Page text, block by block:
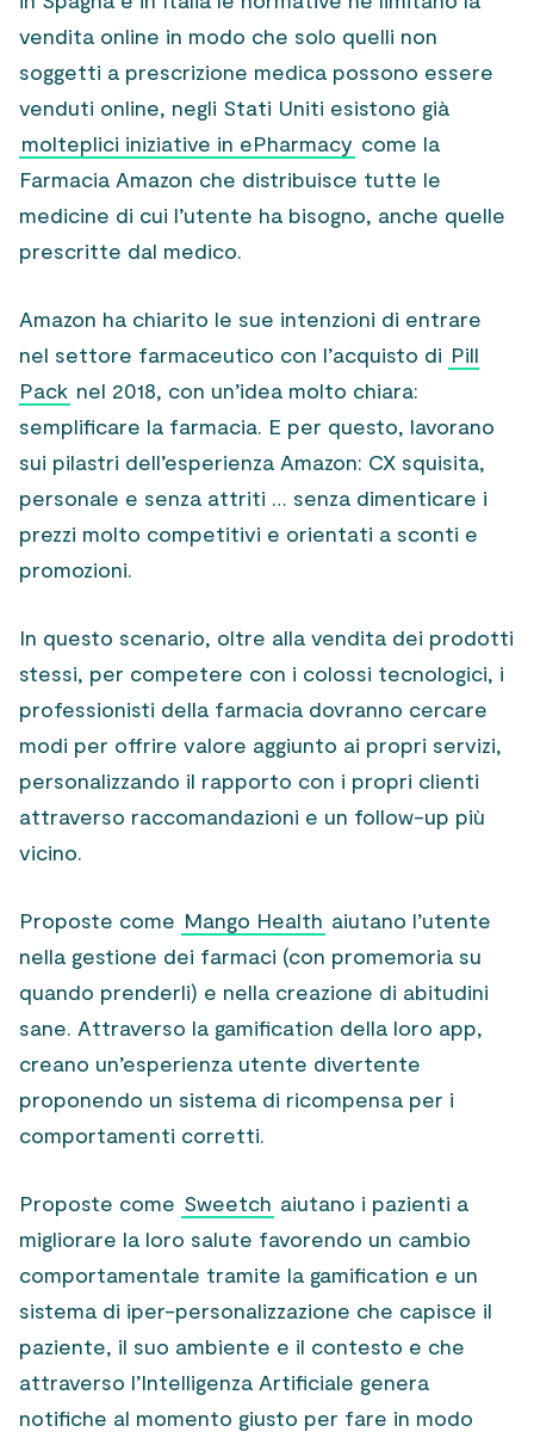
vendita online in modo che solo quelli non
soggetti a prescrizione medica possono essere
venduti online, negli Stati Uniti esistono già
molteplici iniziative in ePharmacy come la
Farmacia Amazon che distribuisce tutte le
medicine di cui l’utente ha bisogno, anche quelle
prescritte dal medico.
Amazon ha chiarito le sue intenzioni di entrare
nel settore farmaceutico con l’acquisto di Pill
Pack nel 2018, con un’idea molto chiara:
semplificare la farmacia. E per questo, lavorano
sui pilastri dell’esperienza Amazon: CX squisita,
personale e senza attriti … senza dimenticare i
prezzi molto competitivi e orientati a sconti e
promozioni.
In questo scenario, oltre alla vendita dei prodotti
stessi, per competere con i colossi tecnologici, i
professionisti della farmacia dovranno cercare
modi per offrire valore aggiunto ai propri servizi,
personalizzando il rapporto con i propri clienti
attraverso raccomandazioni e un follow-up più
vicino.
Proposte come Mango Health aiutano l’utente
nella gestione dei farmaci (con promemoria su
quando prenderli) e nella creazione di abitudini
sane. Attraverso la gamification della loro app,
creano un’esperienza utente divertente
proponendo un sistema di ricompensa per i
comportamenti corretti.
Proposte come Sweetch aiutano i pazienti a
migliorare la loro salute favorendo un cambio
comportamentale tramite la gamification e un
sistema di iper-personalizzazione che capisce il
paziente, il suo ambiente e il contesto e che
attraverso l’Intelligenza Artificiale genera
notifiche al momento giusto per fare in modo